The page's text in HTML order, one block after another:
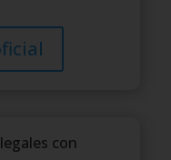
con